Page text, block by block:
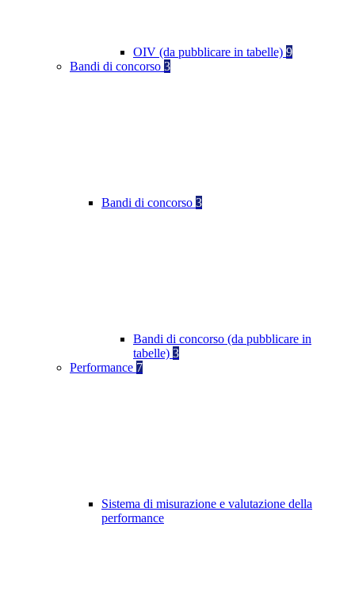
OIV (da pubblicare in tabelle) 9
Bandi di concorso 3
Bandi di concorso 3
Bandi di concorso (da pubblicare in
tabelle) 3
Performance 7
Sistema di misurazione e valutazione della
performance